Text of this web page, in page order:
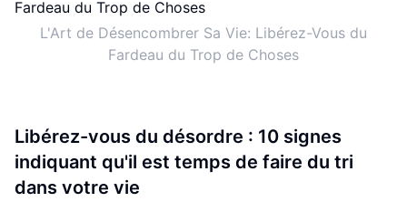
L'Art de Désencombrer Sa Vie: Libérez-Vous du
Fardeau du Trop de Choses
Libérez-vous du désordre : 10 signes
indiquant qu'il est temps de faire du tri
dans votre vie